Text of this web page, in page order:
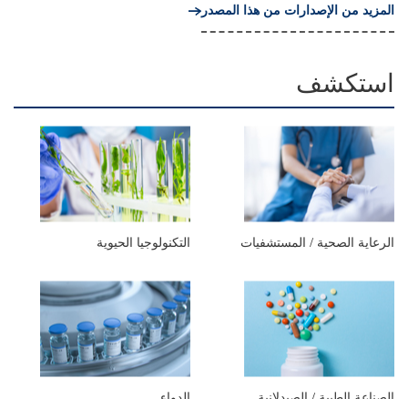
المزيد من الإصدارات من هذا المصدر
استكشف
الرعاية الصحية / المستشفيات التكنولوجيا الحيوية